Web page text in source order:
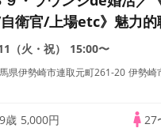
衛官/上場etc》魅力的
友人にも安心して紹介で
（火・祝） 15:00〜
県伊勢崎市連取元町261-20 伊勢崎
歳 5,000円
27